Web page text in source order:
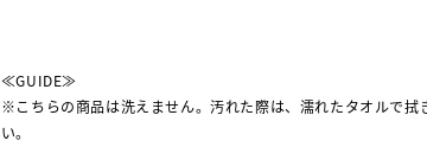
≪GUIDE≫
※こちらの商品は洗えません。汚れた際は、濡れたタオルで拭
い。